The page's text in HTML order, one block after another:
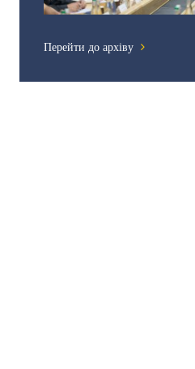
Перейти до архіву